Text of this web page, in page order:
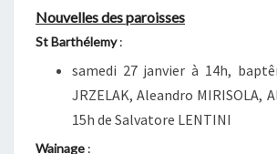
Nouvelles des paroisses
St Barthélemy:
samedi 27 janvier à 14h,
JRZELAK, Aleandro MIRISOLA,
15h de Salvatore LENTINI
Wainage :